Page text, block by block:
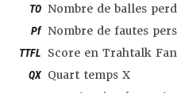
TO Nombre de balles
Pf Nombre de fautes
TTFL Score en Trahtalk
QX Quart temps X